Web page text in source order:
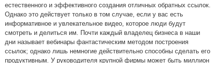
естественного и эффективного создания отличных обратных ссылок.
Однако это действует только в том случае, если у вас есть
информативное и увлекательное видео, которое люди будут
смотреть и делиться им. Почти каждый владелец бизнеса в наши
дни называет вебинары фантастическим методом построения
ссылок; однако лишь немногие действительно способны сделать его
продуктивным. У руководителя крупной фирмы может быть миллион